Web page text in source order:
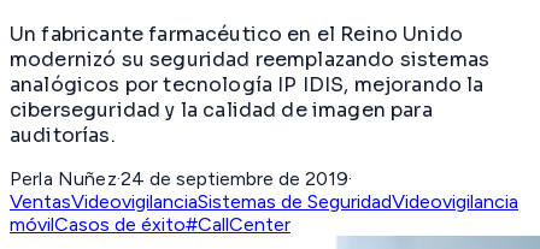
Un fabricante farmacéutico en el Reino Unido
modernizó su seguridad reemplazando sistemas
analógicos por tecnología IP IDIS, mejorando la
ciberseguridad y la calidad de imagen para
auditorías.
Perla Nuñez·24 de septiembre de 2019·
VentasVideovigilanciaSistemas de SeguridadVideovigilancia
móvilCasos de éxito#CallCenter